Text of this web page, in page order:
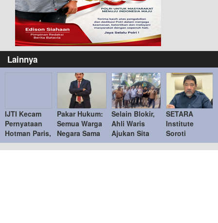
Lainnya
IJTI Kecam
Pernyataan
Hotman Paris,
Tegaskan
Menghormati
Pakar Hukum:
Semua Warga
Negara Sama
di Hadapan
Hukum
Selain Blokir,
Ahli Waris
Ajukan Sita
Jaminan
Tanah di Bukit
SETARA
Institute
Soroti
Kejanggalan
Kasus Febrie